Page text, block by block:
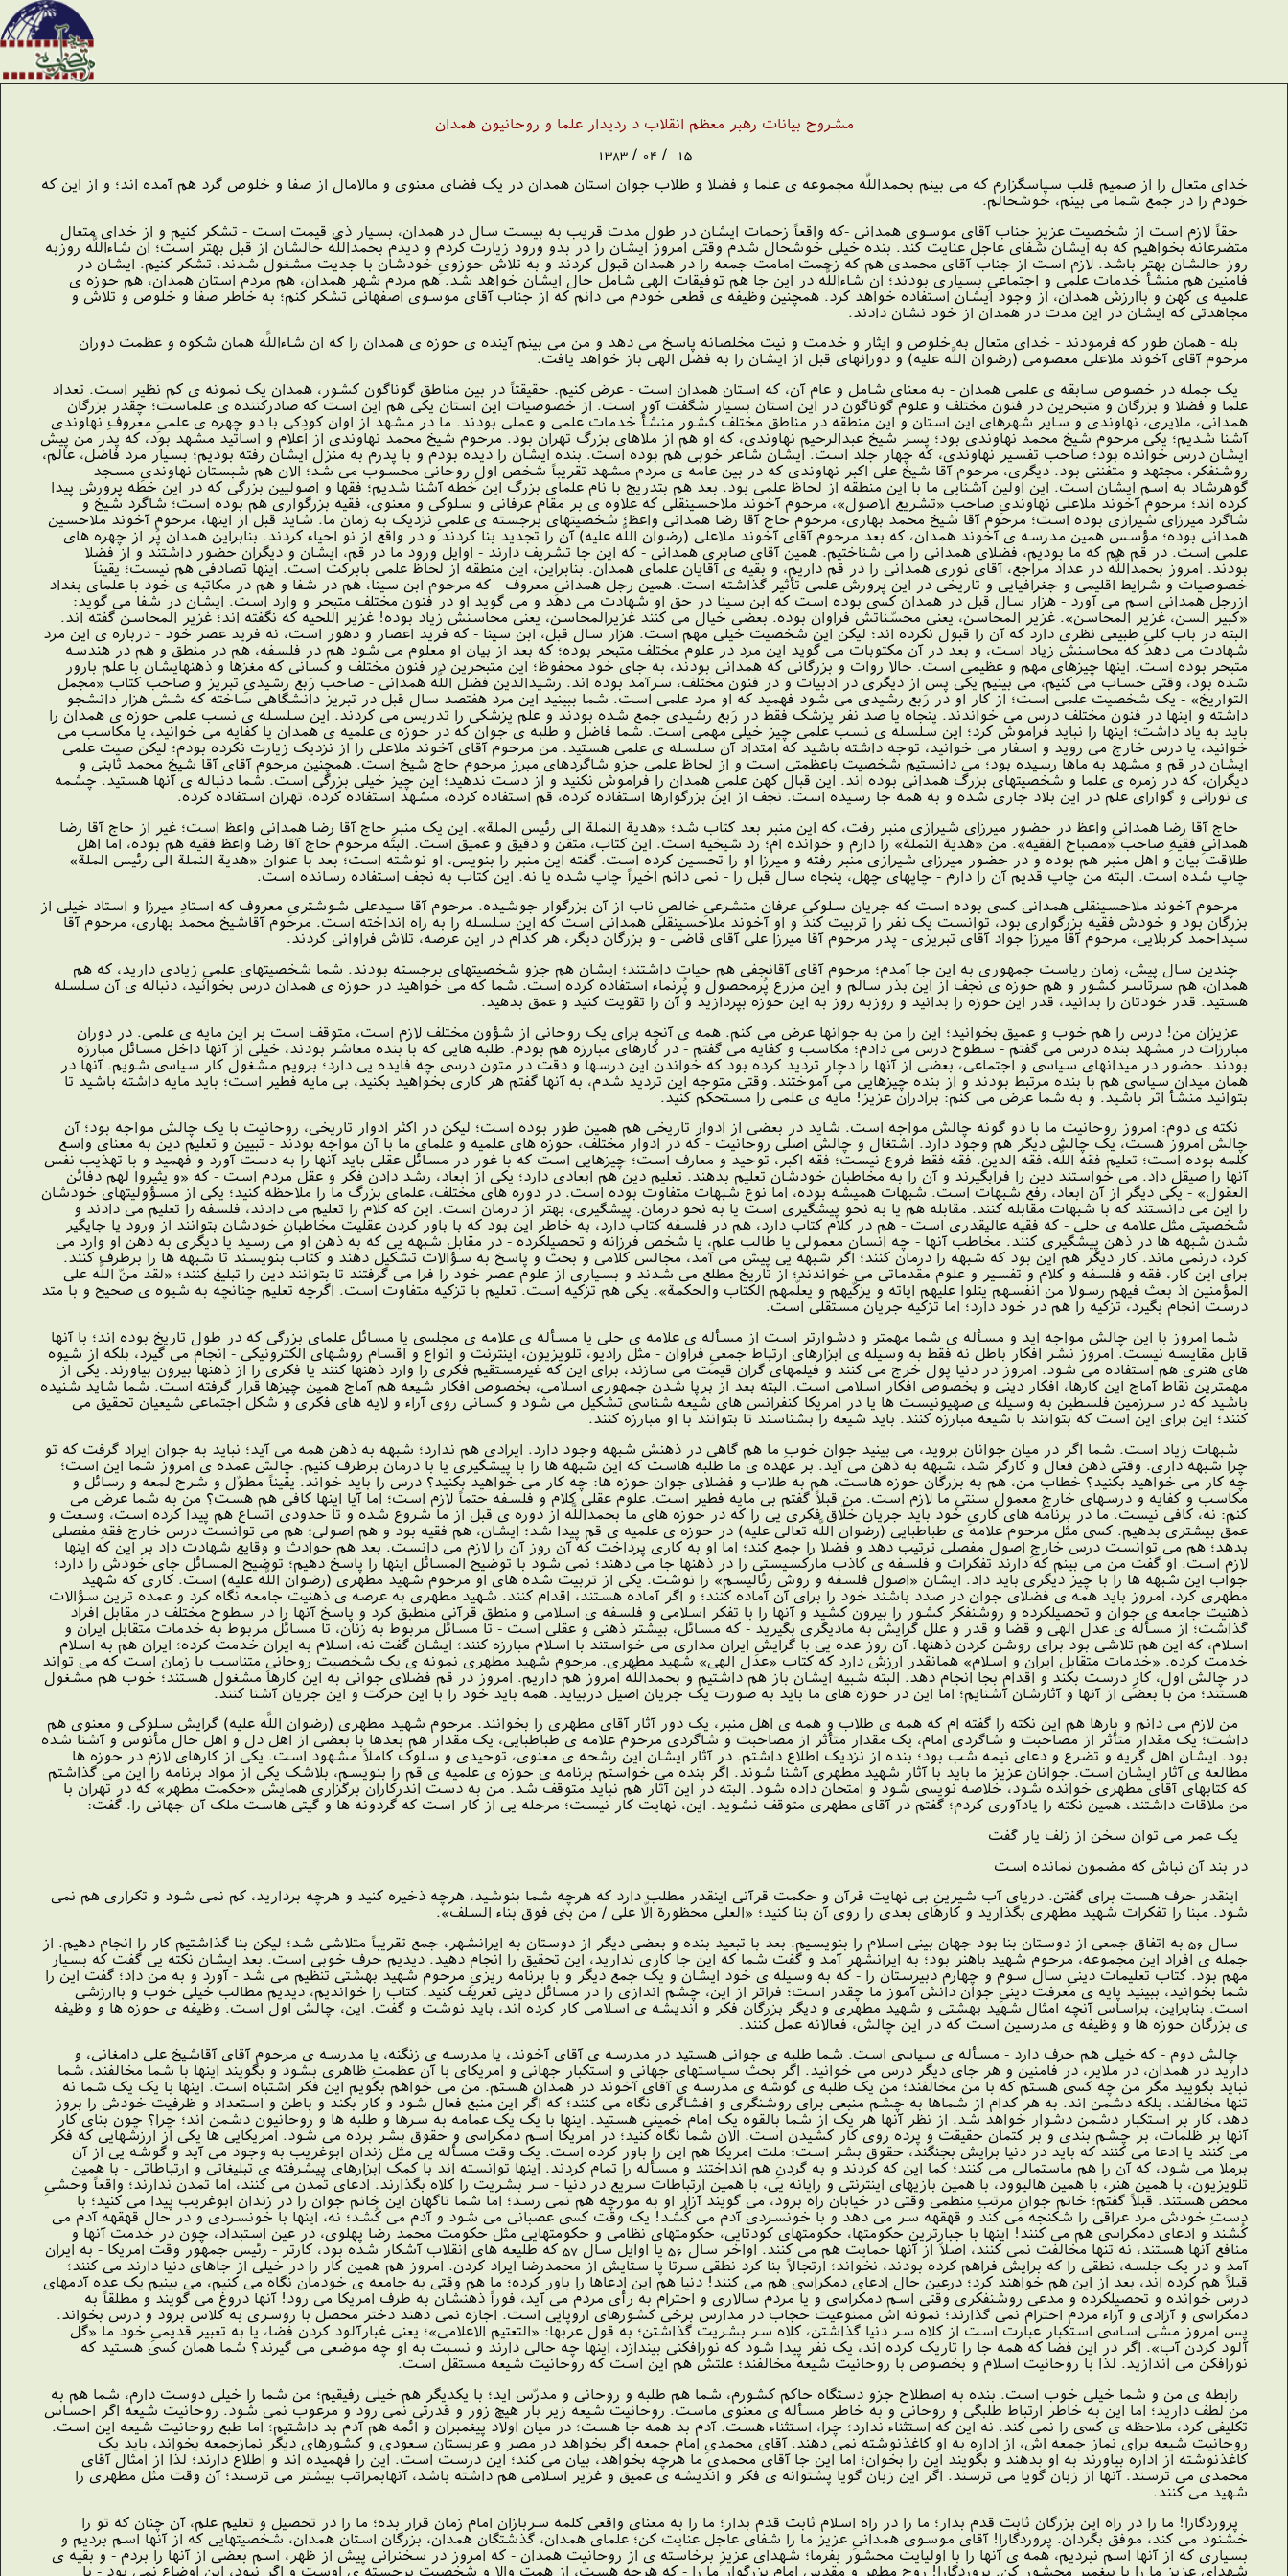
مشروح بیانات رهبر معظم انقلاب د ردیدار علما و روحانیون همدان
15 / 04 / 1383
خداى متعال را از صمیم قلب سپاسگزارم که مى بینم بحمداللَّه مجموعه ى علما و فضلا و طلاب جوان استان همدان در یک فضاى معنوى و مالامال از صفا و خلوص گرد هم آمده اند؛ و از این که
خودم را در جمع شما مى بینم، خوشحالم.
حقاً لازم است از شخصیت عزیزِ جناب آقاى موسوى همدانى -که واقعاً زحمات ایشان در طول مدت قریب به بیست سال در همدان، بسیار ذى قیمت است - تشکر کنیم و از خداى متعال
متضرعانه بخواهیم که به ایشان شفاى عاجل عنایت کند. بنده خیلى خوشحال شدم وقتى امروز ایشان را در بدو ورود زیارت کردم و دیدم بحمداللَّه حالشان از قبل بهتر است؛ ان شاءاللَّه روزبه
روز حالشان بهتر باشد. لازم است از جناب آقاى محمدى هم که زحمت امامت جمعه را در همدان قبول کردند و به تلاش حوزوىِ خودشان با جدیت مشغول شدند، تشکر کنیم. ایشان در
فامنین هم منشأ خدمات علمى و اجتماعىِ بسیارى بودند؛ ان شاءاللَّه در این جا هم توفیقات الهى شامل حال ایشان خواهد شد. هم مردم شهر همدان، هم مردم استان همدان، هم حوزه ى
علمیه ى کهن و باارزش همدان، از وجود ایشان استفاده خواهد کرد. همچنین وظیفه ى قطعى خودم مى دانم که از جناب آقاى موسوى اصفهانى تشکر کنم؛ به خاطر صفا و خلوص و تلاش و
مجاهدتى که ایشان در این مدت در همدان از خود نشان دادند.
بله - همان طور که فرمودند - خداى متعال به خلوص و ایثار و خدمت و نیت مخلصانه پاسخ مى دهد و من مى بینم آینده ى حوزه ى همدان را که ان شاءاللَّه همان شکوه و عظمت دوران
مرحوم آقاى آخوند ملاعلى معصومى (رضوان اللَّه علیه) و دورانهاى قبل از ایشان را به فضل الهى باز خواهد یافت.
یک جمله در خصوص سابقه ى علمى همدان - به معناى شامل و عام آن، که استان همدان است - عرض کنیم. حقیقتاً در بین مناطق گوناگون کشور، همدان یک نمونه ى کم نظیر است. تعداد
علما و فضلا و بزرگان و متبحرین در فنون مختلف و علوم گوناگون در این استان بسیار شگفت آور است. از خصوصیات این استان یکى هم این است که صادرکننده ى علماست؛ چقدر بزرگان
همدانى، ملایرى، نهاوندى و سایر شهرهاى این استان و این منطقه در مناطق مختلف کشور منشأ خدمات علمى و عملى بودند. ما در مشهد از اوان کودکى با دو چهره ى علمىِ معروفِ نهاوندى
آشنا شدیم؛ یکى مرحوم شیخ محمد نهاوندى بود؛ پسر شیخ عبدالرحیم نهاوندى، که او هم از ملاهاى بزرگ تهران بود. مرحوم شیخ محمد نهاوندى از اَعلام و اساتید مشهد بود، که پدر من پیش
ایشان درس خوانده بود؛ صاحب تفسیر نهاوندى، که چهار جلد است. ایشان شاعر خوبى هم بوده است. بنده ایشان را دیده بودم و با پدرم به منزل ایشان رفته بودیم؛ بسیار مرد فاضل، عالم،
روشنفکر، مجتهد و متفننى بود. دیگرى، مرحوم آقا شیخ على اکبر نهاوندى که در بین عامه ى مردم مشهد تقریباً شخص اولِ روحانى محسوب مى شد؛ الان هم شبستان نهاوندىِ مسجد
گوهرشاد به اسم ایشان است. این اولین آشنایى ما با این منطقه از لحاظ علمى بود. بعد هم بتدریج با نام علماى بزرگ این خطه آشنا شدیم؛ فقها و اصولیین بزرگى که در این خطه پرورش پیدا
کرده اند؛ مرحوم آخوند ملاعلى نهاوندىِ صاحب «تشریع الاصول»، مرحوم آخوند ملاحسینقلى که علاوه ى بر مقام عرفانى و سلوکى و معنوى، فقیه بزرگوارى هم بوده است؛ شاگرد شیخ و
شاگرد میرزاى شیرازى بوده است؛ مرحوم آقا شیخ محمد بهارى، مرحوم حاج آقا رضا همدانى واعظ؛ شخصیتهاى برجسته ى علمىِ نزدیک به زمان ما. شاید قبل از اینها، مرحوم آخوند ملاحسین
همدانى بوده؛ مؤسس همین مدرسه ى آخوند همدان، که بعد مرحوم آقاى آخوند ملاعلى (رضوان اللَّه علیه) آن را تجدید بنا کردند و در واقع از نو احیاء کردند. بنابراین همدان پُر از چهره هاى
علمى است. در قم هم که ما بودیم، فضلاى همدانى را مى شناختیم. همین آقاى صابرى همدانى - که این جا تشریف دارند - اوایل ورود ما در قم، ایشان و دیگران حضور داشتند و از فضلا
بودند. امروز بحمداللَّه در عداد مراجع، آقاى نورى همدانى را در قم داریم، و بقیه ى آقایان علماى همدان. بنابراین، این منطقه از لحاظ علمى بابرکت است. اینها تصادفى هم نیست؛ یقیناً
خصوصیات و شرایط اقلیمى و جغرافیایى و تاریخى در این پرورش علمى تأثیر گذاشته است. همین رجل همدانىِ معروف - که مرحوم ابن سینا، هم در شفا و هم در مکاتبه ى خود با علماى بغداد
ازرجل همدانى اسم مى آورد - هزار سال قبل در همدان کسى بوده است که ابن سینا در حق او شهادت مى دهد و مى گوید او در فنون مختلف متبحر و وارد است. ایشان در شفا مى گوید:
«کبیر السن، غزیر المحاسن». غزیر المحاسن، یعنى محسّناتش فراوان بوده. بعضى خیال مى کنند غزیرالمحاسن، یعنى محاسنش زیاد بوده! غزیر اللحیه که نگفته اند؛ غزیر المحاسن گفته اند.
البته در باب کلىِ طبیعى نظرى دارد که آن را قبول نکرده اند؛ لیکن این شخصیت خیلى مهم است. هزار سال قبل، ابن سینا - که فرید اعصار و دهور است، نه فرید عصر خود - درباره ى این مرد
شهادت مى دهد که محاسنش زیاد است، و بعد در آن مکتوبات مى گوید این مرد در علوم مختلف متبحر بوده؛ که بعد از بیان او معلوم مى شود هم در فلسفه، هم در منطق و هم در هندسه
متبحر بوده است. اینها چیزهاى مهم و عظیمى است. حالا روات و بزرگانى که همدانى بودند، به جاى خود محفوظ؛ این متبحرین در فنون مختلف و کسانى که مغزها و ذهنهایشان با علم بارور
شده بود، وقتى حساب مى کنیم، مى بینیم یکى پس از دیگرى در ادبیات و در فنون مختلف، سرآمد بوده اند. رشیدالدین فضل اللَّه همدانى - صاحب رَبع رشیدىِ تبریز و صاحب کتاب «مجمل
التواریخ» - یک شخصیت علمى است؛ از کار او در رَبع رشیدى مى شود فهمید که او مرد علمى است. شما ببینید این مرد هفتصد سال قبل در تبریز دانشگاهى ساخته که شش هزار دانشجو
داشته و اینها در فنون مختلف درس مى خواندند. پنجاه یا صد نفر پزشک فقط در رَبع رشیدى جمع شده بودند و علم پزشکى را تدریس مى کردند. این سلسله ى نسب علمى حوزه ى همدان را
باید به یاد داشت؛ اینها را نباید فراموش کرد؛ این سلسله ى نسب علمى چیز خیلى مهمى است. شما فاضل و طلبه ى جوان که در حوزه ى علمیه ى همدان یا کفایه مى خوانید، یا مکاسب مى
خوانید، یا درس خارج مى روید و اسفار مى خوانید، توجه داشته باشید که امتداد آن سلسله ى علمى هستید. من مرحوم آقاى آخوند ملاعلى را از نزدیک زیارت نکرده بودم؛ لیکن صیت علمى
ایشان در قم و مشهد به ماها رسیده بود؛ مى دانستیم شخصیت باعظمتى است و از لحاظ علمى جزو شاگردهاى مبرز مرحوم حاج شیخ است. همچنین مرحوم آقاى آقا شیخ محمد ثابتى و
دیگران، که در زمره ى علما و شخصیتهاى بزرگ همدانى بوده اند. این قبال کهن علمىِ همدان را فراموش نکنید و از دست ندهید؛ این چیز خیلى بزرگى است. شما دنباله ى آنها هستید. چشمه
ى نورانى و گواراى علم در این بلاد جارى شده و به همه جا رسیده است. نجف از این بزرگوارها استفاده کرده، قم استفاده کرده، مشهد استفاده کرده، تهران استفاده کرده.
حاج آقا رضا همدانىِ واعظ در حضور میرزاى شیرازى منبر رفت، که این منبر بعد کتاب شد؛ «هدیة النملة الى رئیس الملة». این یک منبرِ حاج آقا رضا همدانى واعظ است؛ غیر از حاج آقا رضا
همدانىِ فقیهِ صاحب «مصباح الفقیه». من «هدیة النملة» را دارم و خوانده ام؛ رد شیخیه است. این کتاب، متقن و دقیق و عمیق است. البته مرحوم حاج آقا رضا واعظ فقیه هم بوده، اما اهل
طلاقت بیان و اهل منبر هم بوده و در حضور میرزاى شیرازى منبر رفته و میرزا او را تحسین کرده است. گفته این منبر را بنویس، او نوشته است؛ بعد با عنوان «هدیة النملة الى رئیس الملة»
چاپ شده است. البته من چاپ قدیم آن را دارم - چاپهاى چهل، پنجاه سال قبل را - نمى دانم اخیراً چاپ شده یا نه. این کتاب به نجف استفاده رسانده است.
مرحوم آخوند ملاحسینقلى همدانى کسى بوده است که جریان سلوکىِ عرفان متشرعىِ خالصِ ناب از آن بزرگوار جوشیده. مرحوم آقا سیدعلى شوشترىِ معروف که استادِ میرزا و استاد خیلى از
بزرگان بود و خودش فقیه بزرگوارى بود، توانست یک نفر را تربیت کند و او آخوند ملاحسینقلى همدانى است که این سلسله را به راه انداخته است. مرحوم آقاشیخ محمد بهارى، مرحوم آقا
سیداحمد کربلایى، مرحوم آقا میرزا جواد آقاى تبریزى - پدر مرحوم آقا میرزا على آقاى قاضى - و بزرگان دیگر، هر کدام در این عرصه، تلاش فراوانى کردند.
چندین سال پیش، زمان ریاست جمهورى به این جا آمدم؛ مرحوم آقاى آقانجفى هم حیات داشتند؛ ایشان هم جزو شخصیتهاى برجسته بودند. شما شخصیتهاى علمىِ زیادى دارید، که هم
همدان، هم سرتاسر کشور و هم حوزه ى نجف از این بذر سالم و این مزرع پُرمحصول و پُرنماء استفاده کرده است. شما که مى خواهید در حوزه ى همدان درس بخوانید، دنباله ى آن سلسله
هستید. قدر خودتان را بدانید، قدر این حوزه را بدانید و روزبه روز به این حوزه بپردازید و آن را تقویت کنید و عمق بدهید.
عزیزان من! درس را هم خوب و عمیق بخوانید؛ این را من به جوانها عرض مى کنم. همه ى آنچه براى یک روحانى از شؤون مختلف لازم است، متوقف است بر این مایه ى علمى. در دوران
مبارزات در مشهد بنده درس مى گفتم - سطوح درس مى دادم؛ مکاسب و کفایه مى گفتم - در کارهاى مبارزه هم بودم. طلبه هایى که با بنده معاشر بودند، خیلى از آنها داخل مسائل مبارزه
بودند. حضور در میدانهاى سیاسى و اجتماعى، بعضى از آنها را دچار تردید کرده بود که خواندن این درسها و دقت در متون درسى چه فایده یى دارد؛ برویم مشغول کار سیاسى شویم. آنها در
همان میدان سیاسى هم با بنده مرتبط بودند و از بنده چیزهایى مى آموختند. وقتى متوجه این تردید شدم، به آنها گفتم هر کارى بخواهید بکنید، بى مایه فطیر است؛ باید مایه داشته باشید تا
بتوانید منشأ اثر باشید. و به شما عرض مى کنم: برادران عزیز! مایه ى علمى را مستحکم کنید.
نکته ى دوم: امروز روحانیت ما با دو گونه چالش مواجه است. شاید در بعضى از ادوار تاریخى هم همین طور بوده است؛ لیکن در اکثر ادوار تاریخى، روحانیت با یک چالش مواجه بود؛ آن
چالش امروز هست، یک چالش دیگر هم وجود دارد. اشتغال و چالش اصلى روحانیت - که در ادوار مختلف، حوزه هاى علمیه و علماى ما با آن مواجه بودند - تبیین و تعلیم دین به معناى واسع
کلمه بوده است؛ تعلیم فقه اللَّه، فقه الدین. فقه فقط فروع نیست؛ فقه اکبر، توحید و معارف است؛ چیزهایى است که با غور در مسائل عقلى باید آنها را به دست آورد و فهمید و با تهذیب نفس
آنها را صیقل داد. مى خواستند دین را فرابگیرند و آن را به مخاطبان خودشان تعلیم بدهند. تعلیم دین هم ابعادى دارد؛ یکى از ابعاد، رشد دادن فکر و عقل مردم است - که «و یثیروا لهم دفائن
العقول» - یکى دیگر از آن ابعاد، رفع شبهات است. شبهات همیشه بوده، اما نوع شبهات متفاوت بوده است. در دوره هاى مختلف، علماى بزرگ ما را ملاحظه کنید؛ یکى از مسؤولیتهاى خودشان
را این مى دانستند که با شبهات مقابله کنند. مقابله هم یا به نحو پیشگیرى است یا به نحو درمان. پیشگیرى، بهتر از درمان است. این که کلام را تعلیم مى دادند، فلسفه را تعلیم مى دادند و
شخصیتى مثل علامه ى حلى - که فقیه عالیقدرى است - هم در کلام کتاب دارد، هم در فلسفه کتاب دارد، به خاطر این بود که با باور کردن عقلیت مخاطبانِ خودشان بتوانند از ورود یا جایگیر
شدن شبهه ها در ذهن پیشگیرى کنند. مخاطب آنها - چه انسان معمولى یا طالب علم، یا شخص فرزانه و تحصیلکرده - در مقابل شبهه یى که به ذهن او مى رسید یا دیگرى به ذهن او وارد مى
کرد، درنمى ماند. کار دیگر هم این بود که شبهه را درمان کنند؛ اگر شبهه یى پیش مى آمد، مجالس کلامى و بحث و پاسخ به سؤالات تشکیل دهند و کتاب بنویسند تا شبهه ها را برطرف کنند.
براى این کار، فقه و فلسفه و کلام و تفسیر و علوم مقدماتى مى خواندند؛ از تاریخ مطلع مى شدند و بسیارى از علوم عصر خود را فرا مى گرفتند تا بتوانند دین را تبلیغ کنند؛ «لقد منّ اللَّه على
المؤمنین اذ بعث فیهم رسولا من انفسهم یتلوا علیهم ایاته و یزکّیهم و یعلّمهم الکتاب والحکمة». یکى هم تزکیه است. تعلیم با تزکیه متفاوت است. اگرچه تعلیم چنانچه به شیوه ى صحیح و با متد
درست انجام بگیرد، تزکیه را هم در خود دارد؛ اما تزکیه جریان مستقلى است.
شما امروز با این چالش مواجه اید و مسأله ى شما مهمتر و دشوارتر است از مسأله ى علامه ى حلى یا مسأله ى علامه ى مجلسى یا مسائل علماى بزرگى که در طول تاریخ بوده اند؛ با آنها
قابل مقایسه نیست. امروز نشر افکار باطل نه فقط به وسیله ى ابزارهاى ارتباط جمعىِ فراوان - مثل رادیو، تلویزیون، اینترنت و انواع و اقسام روشهاى الکترونیکى - انجام مى گیرد، بلکه از شیوه
هاى هنرى هم استفاده مى شود. امروز در دنیا پول خرج مى کنند و فیلمهاى گران قیمت مى سازند، براى این که غیرمستقیم فکرى را وارد ذهنها کنند یا فکرى را از ذهنها بیرون بیاورند. یکى از
مهمترین نقاط آماج این کارها، افکار دینى و بخصوص افکار اسلامى است. البته بعد از برپا شدن جمهورى اسلامى، بخصوص افکار شیعه هم آماج همین چیزها قرار گرفته است. شما شاید شنیده
باشید که در سرزمین فلسطین به وسیله ى صهیونیست ها یا در امریکا کنفرانس هاى شیعه شناسى تشکیل مى شود و کسانى روى آراء و لایه هاى فکرى و شکل اجتماعى شیعیان تحقیق مى
کنند؛ این براى این است که بتوانند با شیعه مبارزه کنند. باید شیعه را بشناسند تا بتوانند با او مبارزه کنند.
شبهات زیاد است. شما اگر در میان جوانان بروید، مى بینید جوان خوبِ ما هم گاهى در ذهنش شبهه وجود دارد. ایرادى هم ندارد؛ شبهه به ذهن همه مى آید؛ نباید به جوان ایراد گرفت که تو
چرا شبهه دارى. وقتى ذهن فعال و کارگر شد، شبهه به ذهن مى آید. بر عهده ى ما طلبه هاست که این شبهه ها را با پیشگیرى یا با درمان برطرف کنیم. چالش عمده ى امروز شما این است؛
چه کار مى خواهید بکنید؟ خطاب من، هم به بزرگان حوزه هاست، هم به طلاب و فضلاى جوان حوزه ها: چه کار مى خواهید بکنید؟ درس را باید خواند. یقیناً مطوّل و شرح لمعه و رسائل و
مکاسب و کفایه و درسهاى خارجِ معمول سنتىِ ما لازم است. من قبلاً گفتم بى مایه فطیر است. علوم عقلى کلام و فلسفه حتماً لازم است؛ اما آیا اینها کافى هم هست؟ من به شما عرض مى
کنم: نه، کافى نیست. ما در برنامه هاى کارىِ خود باید جریان خلّاق فکرى یى را که در حوزه هاى ما بحمداللَّه از دوره ى قبل از ما شروع شده و تا حدودى اتساع هم پیدا کرده است، وسعت و
عمق بیشترى بدهیم. کسى مثل مرحوم علامه ى طباطبایى (رضوان اللَّه تعالى علیه) در حوزه ى علمیه ى قم پیدا شد؛ ایشان، هم فقیه بود و هم اصولى؛ هم مى توانست درس خارج فقهِ مفصلى
بدهد؛ هم مى توانست درس خارجِ اصول مفصلى ترتیب دهد و فضلا را جمع کند؛ اما او به کارى پرداخت که آن روز آن را لازم مى دانست. بعد هم حوادث و وقایع شهادت داد بر این که اینها
لازم است. او گفت من مى بینم که دارند تفکرات و فلسفه ى کاذب مارکسیستى را در ذهنها جا مى دهند؛ نمى شود با توضیح المسائل اینها را پاسخ دهیم؛ توضیح المسائل جاى خودش را دارد؛
جواب این شبهه ها را با چیز دیگرى باید داد. ایشان «اصول فلسفه و روش رئالیسم» را نوشت. یکى از تربیت شده هاى او مرحوم شهید مطهرى (رضوان اللَّه علیه) است. کارى که شهید
مطهرى کرد، امروز باید همه ى فضلاى جوان در صدد باشند خود را براى آن آماده کنند؛ و اگر آماده هستند، اقدام کنند. شهید مطهرى به عرصه ى ذهنیت جامعه نگاه کرد و عمده ترین سؤالات
ذهنیت جامعه ى جوان و تحصیلکرده و روشنفکر کشور را بیرون کشید و آنها را با تفکر اسلامى و فلسفه ى اسلامى و منطق قرآنى منطبق کرد و پاسخ آنها را در سطوح مختلف در مقابل افراد
گذاشت؛ از مسأله ى عدل الهى و قضا و قدر و علل گرایش به مادیگرى بگیرید - که مسائل، بیشتر ذهنى و عقلى است - تا مسائل مربوط به زنان، تا مسائل مربوط به خدمات متقابل ایران و
اسلام، که این هم تلاشى بود براى روشن کردن ذهنها. آن روز عده یى با گرایشِ ایران مدارى مى خواستند با اسلام مبارزه کنند؛ ایشان گفت نه، اسلام به ایران خدمت کرده؛ ایران هم به اسلام
خدمت کرده. «خدمات متقابل ایران و اسلام» همانقدر ارزش دارد که کتاب «عدل الهى» شهید مطهرى. مرحوم شهید مطهرى نمونه ى یک شخصیت روحانىِ متناسب با زمان است که مى تواند
در چالش اول، کارِ درست بکند و اقدام بجا انجام دهد. البته شبیه ایشان باز هم داشتیم و بحمداللَّه امروز هم داریم. امروز در قم فضلاى جوانى به این کارها مشغول هستند؛ خوب هم مشغول
هستند؛ من با بعضى از آنها و آثارشان آشنایم؛ اما این در حوزه هاى ما باید به صورت یک جریان اصیل دربیاید. همه باید خود را با این حرکت و این جریان آشنا کنند.
من لازم مى دانم و بارها هم این نکته را گفته ام که همه ى طلاب و همه ى اهل منبر، یک دور آثار آقاى مطهرى را بخوانند. مرحوم شهید مطهرى (رضوان اللَّه علیه) گرایش سلوکى و معنوى هم
داشت؛ یک مقدار متأثر از مصاحبت و شاگردى امام، یک مقدار متأثر از مصاحبت و شاگردى مرحوم علامه ى طباطبایى، یک مقدار هم بعدها با بعضى از اهل دل و اهل حال مأنوس و آشنا شده
بود. ایشان اهل گریه و تضرع و دعاى نیمه شب بود؛ بنده از نزدیک اطلاع داشتم. در آثار ایشان این رشحه ى معنوى، توحیدى و سلوک کاملاً مشهود است. یکى از کارهاى لازم در حوزه ها
مطالعه ى آثار ایشان است. جوانان عزیز ما باید با آثار شهید مطهرى آشنا شوند. اگر بنده مى خواستم برنامه ى حوزه ى علمیه ى قم را بنویسم، بلاشک یکى از مواد برنامه را این مى گذاشتم
که کتابهاى آقاى مطهرى خوانده شود، خلاصه نویسى شود و امتحان داده شود. البته در این آثار هم نباید متوقف شد. من به دست اندرکاران برگزارى همایش «حکمت مطهر» که در تهران با
من ملاقات داشتند، همین نکته را یادآورى کردم؛ گفتم در آقاى مطهرى متوقف نشوید. این، نهایت کار نیست؛ مرحله یى از کار است که گردونه ها و گیتى هاست ملک آن جهانى را. گفت:
یک عمر مى توان سخن از زلف یار گفت
در بند آن نباش که مضمون نمانده است
اینقدر حرف هست براى گفتن. دریاى آب شیرینِ بى نهایت قرآن و حکمت قرآنى اینقدر مطلب دارد که هرچه شما بنوشید، هرچه ذخیره کنید و هرچه بردارید، کم نمى شود و تکرارى هم نمى
شود. مبنا را تفکرات شهید مطهرى بگذارید و کارهاى بعدى را روى آن بنا کنید؛ «العلى محظورة الّا على / من بنی فوق بناء السلف».
سال 56 به اتفاق جمعى از دوستان بنا بود جهان بینى اسلام را بنویسیم. بعد با تبعید بنده و بعضى دیگر از دوستان به ایرانشهر، جمع تقریباً متلاشى شد؛ لیکن بنا گذاشتیم کار را انجام دهیم. از
جمله ى افراد این مجموعه، مرحوم شهید باهنر بود؛ به ایرانشهر آمد و گفت شما که این جا کارى ندارید، این تحقیق را انجام دهید. دیدیم حرف خوبى است. بعد ایشان نکته یى گفت که بسیار
مهم بود. کتاب تعلیمات دینىِ سال سوم و چهارم دبیرستان را - که به وسیله ى خود ایشان و یک جمع دیگر و با برنامه ریزىِ مرحوم شهید بهشتى تنظیم مى شد - آورد و به من داد؛ گفت این را
شما بخوانید، ببینید پایه ى معرفت دینىِ جوان دانش آموز ما چقدر است؛ فراتر از این، چشم اندازى را در مسائل دینى تعریف کنید. کتاب را خواندیم، دیدیم مطالب خیلى خوب و باارزشى
است. بنابراین، براساس آنچه امثال شهید بهشتى و شهید مطهرى و دیگر بزرگان فکر و اندیشه ى اسلامى کار کرده اند، باید نوشت و گفت. این، چالش اول است. وظیفه ى حوزه ها و وظیفه
ى بزرگان حوزه ها و وظیفه ى مدرسین است که در این چالش، فعالانه عمل کنند.
چالش دوم - که خیلى هم حرف دارد - مسأله ى سیاسى است. شما طلبه ى جوانى هستید در مدرسه ى آقاى آخوند، یا مدرسه ى زنگنه، یا مدرسه ى مرحوم آقاى آقاشیخ على دامغانى، و
دارید در همدان، در ملایر، در فامنین و هر جاى دیگر درس مى خوانید. اگر بحث سیاستهاى جهانى و استکبار جهانى و امریکاى با آن عظمتِ ظاهرى بشود و بگویند اینها با شما مخالفند، شما
نباید بگویید مگر من چه کسى هستم که با من مخالفند؛ من یک طلبه ى گوشه ى مدرسه ى آقاى آخوند در همدان هستم. من مى خواهم بگویم این فکر اشتباه است. اینها با یک یک شما نه
تنها مخالفند، بلکه دشمن اند. به هر کدام از شماها به چشم منبعى براى روشنگرى و افشاگرى نگاه مى کنند؛ که اگر این منبع فعال شود و کار بکند و باطن و استعداد و ظرفیت خودش را بروز
دهد، کار بر استکبار دشمن دشوار خواهد شد. از نظر آنها هر یک از شما بالقوه یک امام خمینى هستید. اینها با یک یک عمامه به سرها و طلبه ها و روحانیون دشمن اند؛ چرا؟ چون بناى کار
آنها بر ظلمات، بر چشم بندى و بر کتمان حقیقت و پرده روى کار کشیدن است. الان شما نگاه کنید؛ در امریکا اسم دمکراسى و حقوق بشر برده مى شود. امریکایى ها یکى از ارزشهایى که فکر
مى کنند یا ادعا مى کنند که باید در دنیا برایش بجنگند، حقوق بشر است؛ ملت امریکا هم این را باور کرده است. یک وقت مسأله یى مثل زندان ابوغریب به وجود مى آید و گوشه یى از آن
برملا مى شود، که آن را هم ماستمالى مى کنند؛ کما این که کردند و به گردنِ هم انداختند و مسأله را تمام کردند. اینها توانسته اند با کمک ابزارهاى پیشرفته ى تبلیغاتى و ارتباطاتى - با همین
تلویزیون، با همین هنر، با همین هالیوود، با همین بازیهاى اینترنتى و رایانه یى، با همین ارتباطات سریع در دنیا - سر بشریت را کلاه بگذارند. ادعاى تمدن مى کنند، اما تمدن ندارند؛ واقعاً وحشىِ
محض هستند. قبلاً گفتم؛ خانم جوانِ مرتبِ منظمى وقتى در خیابان راه برود، مى گویند آزار او به مورچه هم نمى رسد؛ اما شما ناگهان این خانم جوان را در زندان ابوغریب پیدا مى کنید؛ با
دستِ خودش مرد عراقى را شکنجه مى کند و قهقهه سر مى دهد و با خونسردى آدم مى کُشد! یک وقت کسى عصبانى مى شود و آدم مى کُشد؛ نه، اینها با خونسردى و در حال قهقهه آدم مى
کُشند و ادعاى دمکراسى هم مى کنند! اینها با جبارترین حکومتها، حکومتهاى کودتایى، حکومتهاى نظامى و حکومتهایى مثل حکومت محمد رضا پهلوى، در عین استبداد، چون در خدمت آنها و
منافع آنها هستند، نه تنها مخالفت نمى کنند، اصلاً از آنها حمایت هم مى کنند. اواخر سال 56 یا اوایل سال 57 که طلیعه هاى انقلاب آشکار شده بود، کارتر - رئیس جمهور وقت امریکا - به ایران
آمد و در یک جلسه، نطقى را که برایش فراهم کرده بودند، نخواند؛ ارتجالاً بنا کرد نطقى سرتا پا ستایش از محمدرضا ایراد کردن. امروز هم همین کار را در خیلى از جاهاى دنیا دارند مى کنند؛
قبلاً هم کرده اند، بعد از این هم خواهند کرد؛ درعین حال ادعاى دمکراسى هم مى کنند! دنیا هم این ادعاها را باور کرده؛ ما هم وقتى به جامعه ى خودمان نگاه مى کنیم، مى بینیم یک عده آدمهاى
درس خوانده و تحصیلکرده و مدعى روشنفکرى وقتى اسم دمکراسى و یا مردم سالارى و احترام به رأى مردم مى آید، فوراً ذهنشان به طرف امریکا مى رود! آنها دروغ مى گویند و مطلقاً به
دمکراسى و آزادى و آراء مردم احترام نمى گذارند؛ نمونه اش ممنوعیت حجاب در مدارس برخى کشورهاى اروپایى است. اجازه نمى دهند دختر محصل با روسرى به کلاس برود و درس بخواند.
پس امروز مشى اساسى استکبار عبارت است از کلاه سر دنیا گذاشتن، کلاه سر بشریت گذاشتن؛ به قول عربها: «التعتیم الاعلامى»؛ یعنى غبارآلود کردن فضا، یا به تعبیر قدیمىِ خود ما «گل
آلود کردن آب». اگر در این فضا که همه جا را تاریک کرده اند، یک نفر پیدا شود که نورافکنى بیندازد، اینها چه حالى دارند و نسبت به او چه موضعى مى گیرند؟ شما همان کسى هستید که
نورافکن مى اندازید. لذا با روحانیت اسلام و بخصوص با روحانیت شیعه مخالفند؛ علتش هم این است که روحانیت شیعه مستقل است.
رابطه ى من و شما خیلى خوب است. بنده به اصطلاح جزو دستگاه حاکم کشورم، شما هم طلبه و روحانى و مدرّس اید؛ با یکدیگر هم خیلى رفیقیم؛ من شما را خیلى دوست دارم، شما هم به
من لطف دارید؛ اما این به خاطر ارتباط طلبگى و روحانى و به خاطر مسأله ى معنوى ماست. روحانیت شیعه زیر بار هیچ زور و قدرتى نمى رود و مرعوب نمى شود. روحانیت شیعه اگر احساس
تکلیفى کرد، ملاحظه ى کسى را نمى کند. نه این که استثناء ندارد؛ چرا، استثناء هست. آدم بد همه جا هست؛ در میان اولاد پیغمبران و ائمه هم آدم بد داشتیم؛ اما طبع روحانیت شیعه این است.
روحانیت شیعه براى نماز جمعه اش، از اداره به او کاغذنوشته نمى دهند. آقاى محمدىِ امام جمعه اگر بخواهد در مصر و عربستان سعودى و کشورهاى دیگر نمازجمعه بخواند، باید یک
کاغذنوشته از اداره بیاورند به او بدهند و بگویند این را بخوان؛ اما این جا آقاى محمدىِ ما هرچه بخواهد، بیان مى کند؛ این درست است. این را فهمیده اند و اطلاع دارند؛ لذا از امثال آقاى
محمدى مى ترسند. آنها از زبان گویا مى ترسند. اگر این زبان گویا پشتوانه ى فکر و اندیشه ى عمیق و غزیر اسلامى هم داشته باشد، آنهابمراتب بیشتر مى ترسند؛ آن وقت مثل مطهرى را
شهید مى کنند.
پروردگارا! ما را در راه این بزرگان ثابت قدم بدار؛ ما را در راه اسلام ثابت قدم بدار؛ ما را به معناى واقعى کلمه سربازان امام زمان قرار بده؛ ما را در تحصیل و تعلیم علم، آن چنان که تو را
خشنود مى کند، موفق بگردان. پروردگارا! آقاى موسوى همدانىِ عزیز ما را شفاى عاجل عنایت کن؛ علماى همدان، گذشتگان همدان، بزرگان استان همدان، شخصیتهایى که از آنها اسم بردیم و
بسیارى که از آنها اسم نبردیم، همه ى آنها را با اولیایت محشور بفرما؛ شهداى عزیزِ برخاسته ى از روحانیت همدان - که امروز در سخنرانى پیش از ظهر، اسم بعضى از آنها را بردم - و بقیه ى
شهداى عزیز ما را با پیغمبر محشور کن. پروردگارا! روح مطهر و مقدس امام بزرگوار ما را - که هرچه هست، از همت والا و شخصیت برجسته ى اوست و اگر نبود، این اوضاع نمى بود - با